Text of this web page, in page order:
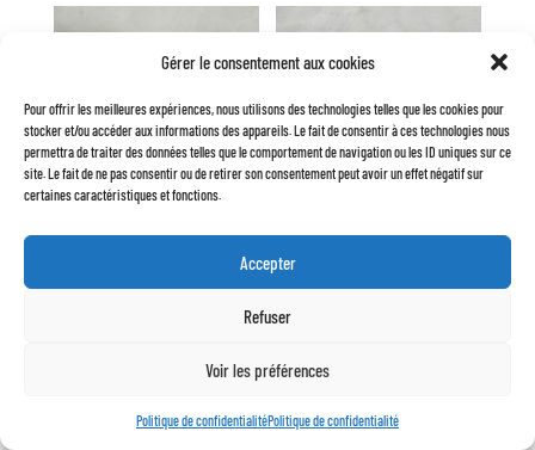
Gérer le consentement aux cookies
Pour offrir les meilleures expériences, nous utilisons des technologies telles que les cookies pour
stocker et/ou accéder aux informations des appareils. Le fait de consentir à ces technologies nous
permettra de traiter des données telles que le comportement de navigation ou les ID uniques sur ce
site. Le fait de ne pas consentir ou de retirer son consentement peut avoir un effet négatif sur
certaines caractéristiques et fonctions.
Accepter
Refuser
Voir les préférences
Politique de confidentialitéPolitique de confidentialité
BOUCHON DE RÉSERVOIR
14,50€
BOUCHON DE RÉSERVOIR
SANS CLÉ CHROMÉ
ORIGINE
AJOUTER AU PANIER